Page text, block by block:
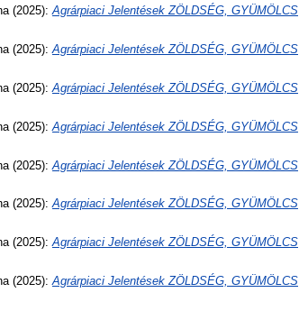
(2025):Agrárpiaci Jelentések ZÖLDSÉG, GYÜMÖLCS
(2025):Agrárpiaci Jelentések ZÖLDSÉG, GYÜMÖLCS
(2025):Agrárpiaci Jelentések ZÖLDSÉG, GYÜMÖLCS
(2025): Agrárpiaci Jelentések ZÖLDSÉG, GYÜMÖLCS
(2025): Agrárpiaci Jelentések ZÖLDSÉG, GYÜMÖLCS
(2025):Agrárpiaci Jelentések ZÖLDSÉG, GYÜMÖLCS
(2025):Agrárpiaci Jelentések ZÖLDSÉG, GYÜMÖLCS
(2025):Agrárpiaci Jelentések ZÖLDSÉG, GYÜMÖLCS